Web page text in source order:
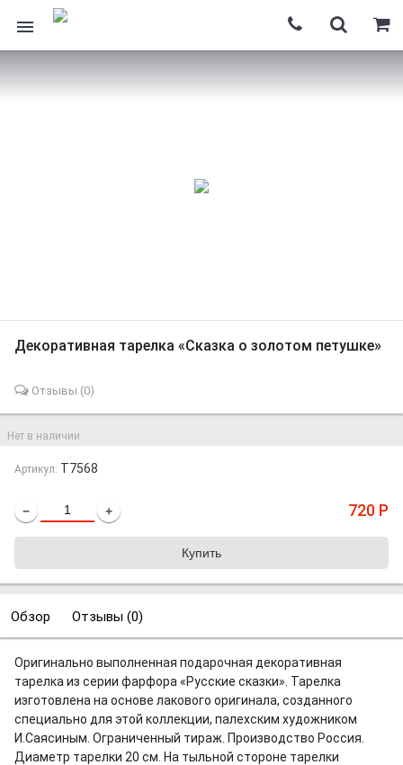
Декоративная тарелка «Сказка о золотом петушке»
Отзывы (0)
Нет в наличии
Артикул: T7568
− + 720 Р
Обзор Отзывы (0)
Оригинально выполненная подарочная декоративная
тарелка из серии фарфора «Русские сказки». Тарелка
изготовлена на основе лакового оригинала, созданного
специально для этой коллекции, палехским художником
И.Саясиным. Ограниченный тираж. Производство Россия.
Диаметр тарелки 20 см. На тыльной стороне тарелки